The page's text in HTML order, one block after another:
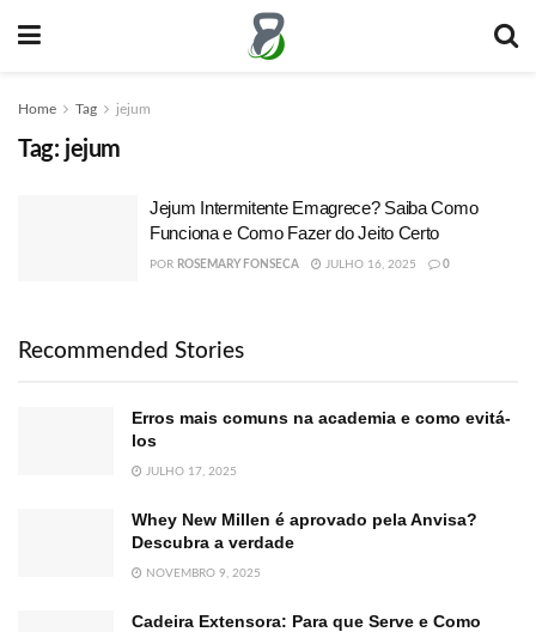
Home Tag jejum
Tag: jejum
Jejum Intermitente Emagrece? Saiba Como
Funciona e Como Fazer do Jeito Certo
POR ROSEMARY FONSECA JULHO 16, 2025 0
Recommended Stories
Erros mais comuns na academia e como evitá-
los
JULHO 17, 2025
Whey New Millen é aprovado pela Anvisa?
Descubra a verdade
NOVEMBRO 9, 2025
Cadeira Extensora: Para que Serve e Como